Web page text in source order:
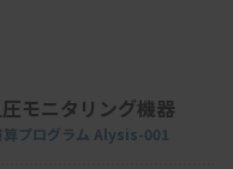
実績は現在370件
期費用が50万円か
モニタリング機器
プログラム Alysis-001